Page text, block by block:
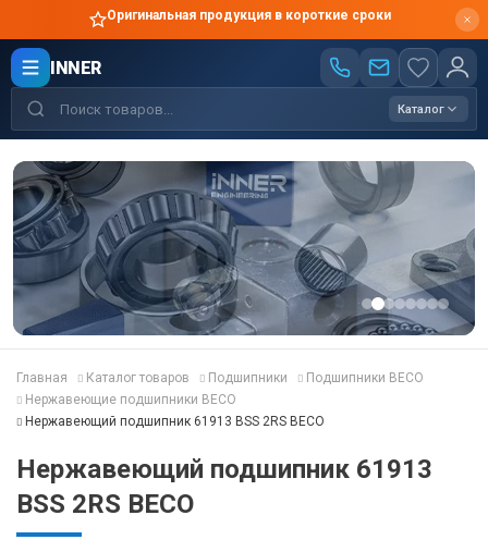
Оригинальная продукция в короткие сроки
INNER
Каталог
Главная Каталог товаров Подшипники
Подшипники BECO
Нержавеющие подшипники BECO
Нержавеющий подшипник 61913 BSS 2RS BECO
Нержавеющий подшипник 61913
BSS 2RS BECO